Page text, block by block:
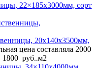
22×185x3000мм, сорт
20x140x3500мм,
цена составляла 2000
1800 руб..м2